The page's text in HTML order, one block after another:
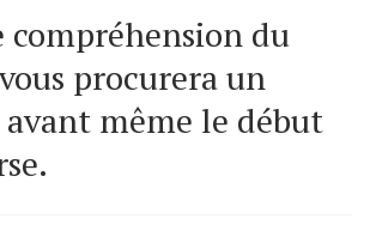
compréhension du
procurera un
avant même le début